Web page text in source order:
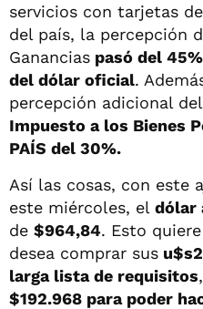
servicios con tarjetas
del país, la percepción
Ganancias pasó del
del dólar oficial.
percepción adicional del
Impuesto a los Bienes
PAÍS del 30%.
Así las cosas, con este
este miércoles, el dólar
de $964,84. Esto
desea comprar sus
larga lista de requisitos
$192.968 para poder